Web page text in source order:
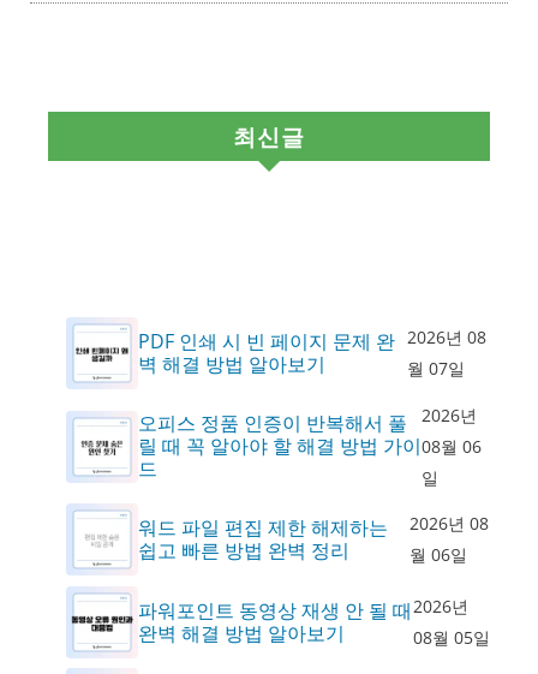
최신글
PDF 인쇄 시 빈 페이지 문제 완
벽 해결 방법 알아보기
2026년 08
월 07일
오피스 정품 인증이 반복해서 풀
릴 때 꼭 알아야 할 해결 방법 가이
드
2026년
08월 06
일
워드 파일 편집 제한 해제하는
쉽고 빠른 방법 완벽 정리
2026년 08
월 06일
파워포인트 동영상 재생 안 될 때
완벽 해결 방법 알아보기
2026년
08월 05일